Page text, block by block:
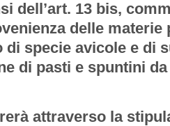
dell’art. 13 bis,
delle
di specie avicole e di
di pasti e spuntini
attraverso la